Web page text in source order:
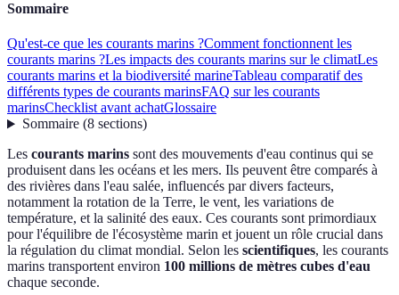
Sommaire
Qu'est-ce que les courants marins ?Comment fonctionnent les
courants marins ?Les impacts des courants marins sur le climatLes
courants marins et la biodiversité marineTableau comparatif des
différents types de courants marinsFAQ sur les courants
marinsChecklist avant achatGlossaire
Sommaire(8 sections)
Les courants marins sont des mouvements d'eau continus qui se
produisent dans les océans et les mers. Ils peuvent être comparés à
des rivières dans l'eau salée, influencés par divers facteurs,
notamment la rotation de la Terre, le vent, les variations de
température, et la salinité des eaux. Ces courants sont primordiaux
pour l'équilibre de l'écosystème marin et jouent un rôle crucial dans
la régulation du climat mondial. Selon les scientifiques, les courants
marins transportent environ 100 millions de mètres cubes d'eau
chaque seconde.